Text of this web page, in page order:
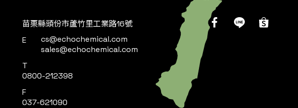
苗栗縣頭份市蘆竹里工業路16號
E
cs@echochemical.com
sales@echochemical.com
T
0800-212398
F
037-621090